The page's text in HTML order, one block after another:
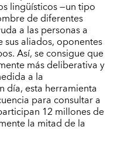
lingüísticos —un tipo
de diferentes
a las personas a
aliados, oponentes
Así, se consigue que
más deliberativa y
a la
día, esta herramienta
para consultar a
12 millones de
la mitad de la